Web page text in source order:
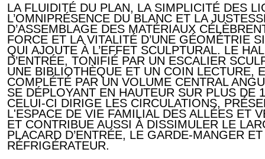
LA FLUIDITÉ DU PLAN, LA SIMPLICITÉ DES
L’OMNIPRÉSENCE DU BLANC ET LA
D’ASSEMBLAGE DES MATÉRIAUX
FORCE ET LA VITALITÉ D’UNE GÉOMÉTRIE
QUI AJOUTE À L’EFFET SCULPTURAL. LE
D’ENTRÉE, TONIFIÉ PAR UN ESCALIER
UNE BIBLIOTHÈQUE ET UN COIN LECTURE,
COMPLÉTÉ PAR UN VOLUME CENTRAL
SE DÉPLOYANT EN HAUTEUR SUR PLUS DE
CELUI-CI DIRIGE LES CIRCULATIONS,
L'ESPACE DE VIE FAMILIAL DES ALLÉES ET
ET CONTRIBUE AUSSI À DISSIMULER LE
PLACARD D’ENTRÉE, LE GARDE-MANGER
RÉFRIGÉRATEUR.